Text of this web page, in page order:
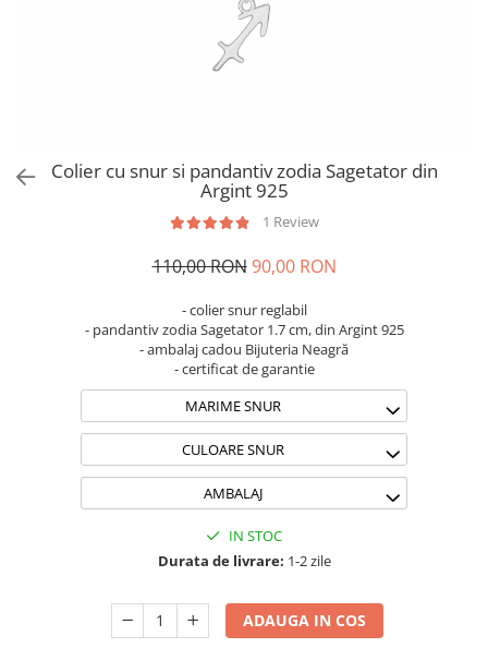
Coliere Transparente cu Cruce
Coliere Transparente cu Stea
Coliere Transparente cu Soare
Coliere Transparente cu Initiale
Coliere Transparente cu Flori
Coliere Transparente cu Molecule
Coliere Transparente Diverse
Lănțișoare cu Inimioare
Lănțișoare cu Cruce
Lănțișoare cu Stea
Lănțișoare cu Molecule
Lănțișoare cu Pietre Naturale
Colier cu snur si pandantiv zodia Sagetator din
Argint 925
1 Review
110,00 RON 90,00 RON
- colier snur reglabil
- pandantiv zodia Sagetator 1.7 cm, din Argint 925
- ambalaj cadou Bijuteria Neagră
- certificat de garantie
MARIME SNUR
CULOARE SNUR
AMBALAJ
IN STOC
Durata de livrare: 1-2 zile
ADAUGA IN COS